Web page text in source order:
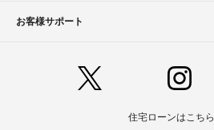
お客様サポート
住宅ローンはこちら